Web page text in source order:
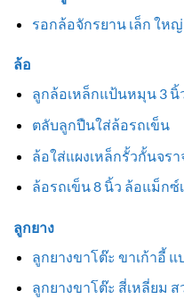
รอกล้อจักรยาน เล็ก ใหญ่
ล้อ
ลูกล้อเหล็กแป้นหมุน 3 นิ้
ตลับลูกปืนใส่ล้อรถเข็น
ล้อใส่แผงเหล็กรั้วกั้นจรา
ล้อรถเข็น 8 นิ้ว ล้อแม็กซ์
ลูกยาง
ลูกยางขาโต๊ะ ขาเก้าอี้
ลูกยางขาโต๊ะ สี่เหลี่ยม